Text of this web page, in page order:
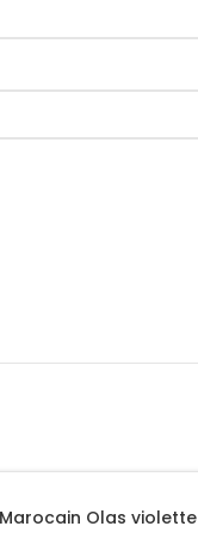
Olas violette